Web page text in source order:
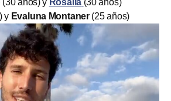
(30 años) y Rosalía (30 años)
y Evaluna Montaner (25 años)